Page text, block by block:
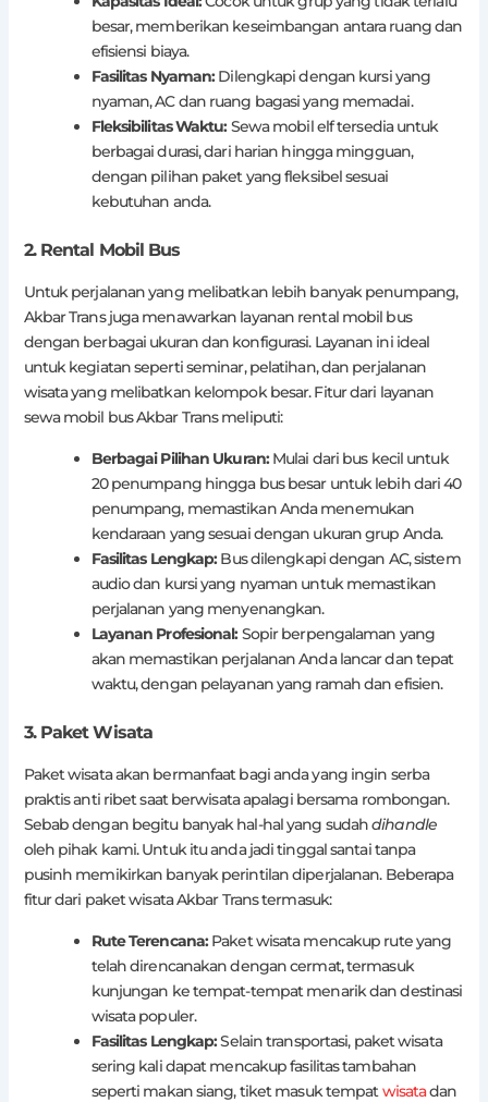
besar, memberikan keseimbangan antara ruang dan
efisiensi biaya.
Fasilitas Nyaman:Dilengkapi dengan kursi yang
nyaman, AC dan ruang bagasi yang memadai.
Fleksibilitas Waktu:Sewa mobil elf tersedia untuk
berbagai durasi, dari harian hingga mingguan,
dengan pilihan paket yang fleksibel sesuai
kebutuhan anda.
2. Rental Mobil Bus
Untuk perjalanan yang melibatkan lebih banyak penumpang,
Akbar Trans juga menawarkan layanan rental mobil bus
dengan berbagai ukuran dan konfigurasi. Layanan ini ideal
untuk kegiatan seperti seminar, pelatihan, dan perjalanan
wisata yang melibatkan kelompok besar. Fitur dari layanan
sewa mobil bus Akbar Trans meliputi:
Berbagai Pilihan Ukuran:Mulai dari bus kecil untuk
20 penumpang hingga bus besar untuk lebih dari 40
penumpang, memastikan Anda menemukan
kendaraan yang sesuai dengan ukuran grup Anda.
Fasilitas Lengkap:Bus dilengkapi dengan AC, sistem
audio dan kursi yang nyaman untuk memastikan
perjalanan yang menyenangkan.
Layanan Profesional:Sopir berpengalaman yang
akan memastikan perjalanan Anda lancar dan tepat
waktu, dengan pelayanan yang ramah dan efisien.
3. Paket Wisata
Paket wisata akan bermanfaat bagi anda yang ingin serba
praktis anti ribet saat berwisata apalagi bersama rombongan.
Sebab dengan begitu banyak hal-hal yang sudahdihandle
oleh pihak kami. Untuk itu anda jadi tinggal santai tanpa
pusinh memikirkan banyak perintilan diperjalanan. Beberapa
fitur dari paket wisata Akbar Trans termasuk:
Rute Terencana:Paket wisata mencakup rute yang
telah direncanakan dengan cermat, termasuk
kunjungan ke tempat-tempat menarik dan destinasi
wisata populer.
Fasilitas Lengkap:Selain transportasi, paket wisata
sering kali dapat mencakup fasilitas tambahan
seperti makan siang, tiket masuk tempatwisatadan